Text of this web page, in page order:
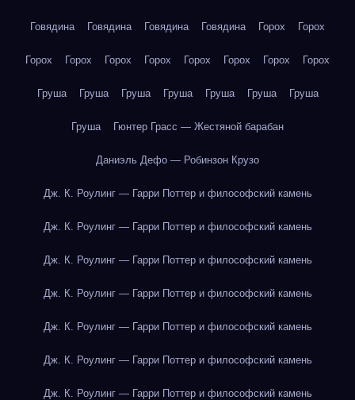
Говядина Говядина Говядина Говядина Горох Горох
Горох Горох Горох Горох Горох Горох Горох Горох
Груша Груша Груша Груша Груша Груша Груша
Груша Гюнтер Грасс — Жестяной барабан
Даниэль Дефо — Робинзон Крузо
Дж. К. Роулинг — Гарри Поттер и философский камень
Дж. К. Роулинг — Гарри Поттер и философский камень
Дж. К. Роулинг — Гарри Поттер и философский камень
Дж. К. Роулинг — Гарри Поттер и философский камень
Дж. К. Роулинг — Гарри Поттер и философский камень
Дж. К. Роулинг — Гарри Поттер и философский камень
Дж. К. Роулинг — Гарри Поттер и философский камень